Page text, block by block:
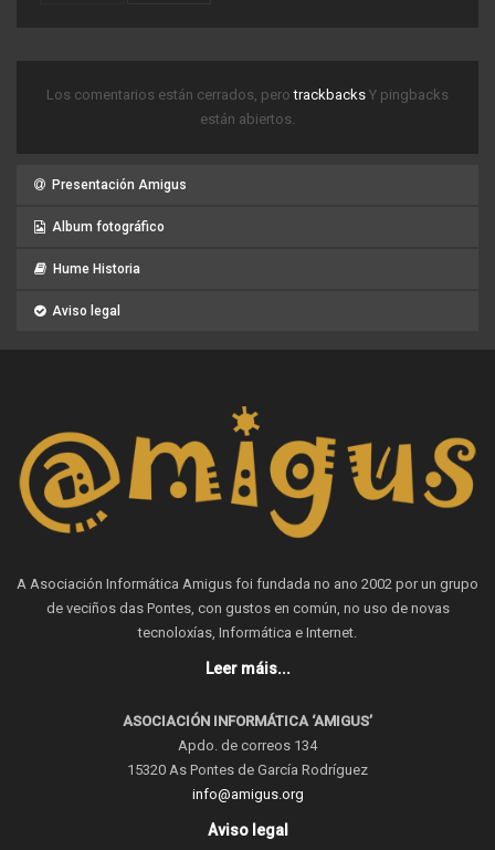
Los comentarios están cerrados, perotrackbacks Y pingbacks
están abiertos.
Presentación Amigus
Album fotográfico
Hume Historia
Aviso legal
A Asociación Informática Amigus foi fundada no ano 2002 por un grupo
de veciños das Pontes, con gustos en común, no uso de novas
tecnoloxías, Informática e Internet.
Leer máis...
ASOCIACIÓN INFORMÁTICA ‘AMIGUS’
Apdo. de correos 134
15320 As Pontes de García Rodríguez
info@amigus.org
Aviso legal